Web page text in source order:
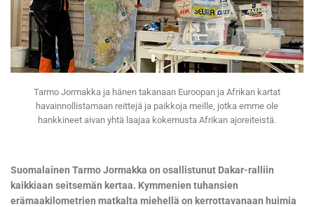
Tarmo Jormakka ja hänen takanaan Euroopan ja Afrikan kartat
havainnollistamaan reittejä ja paikkoja meille, jotka emme ole
hankkineet aivan yhtä laajaa kokemusta Afrikan ajoreiteistä.
Suomalainen Tarmo Jormakka on osallistunut Dakar-ralliin
kaikkiaan seitsemän kertaa. Kymmenien tuhansien
erämaakilometrien matkalta miehellä on kerrottavanaan huimia